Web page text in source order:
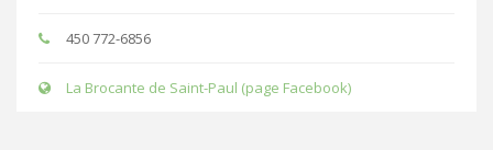
450 772-6856
La Brocante de Saint-Paul (page Facebook)